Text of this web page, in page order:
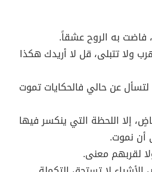
به الروح عشقاً.
ولا تتبلى، قل لا أريدك هكذا
عن حالي فالحكايات تموت
إلا اللحظة التي ينكسر فيها
أن نموت.
لقربهم معنى.